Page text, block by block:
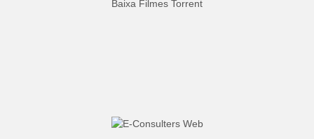
Baixa Filmes Torrent